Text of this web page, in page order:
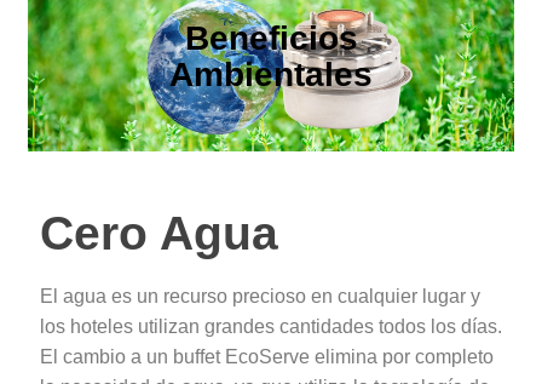
Beneficios
Ambientales
Cero Agua
El agua es un recurso precioso en cualquier lugar y
los hoteles utilizan grandes cantidades todos los días.
El cambio a un buffet EcoServe elimina por completo